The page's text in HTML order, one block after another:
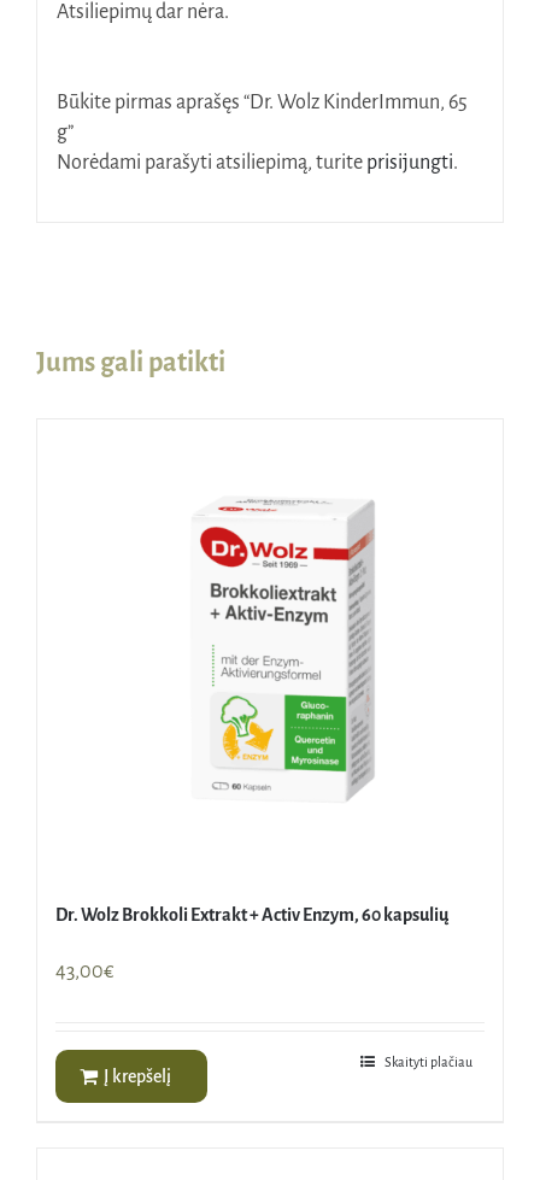
Atsiliepimų dar nėra.
Būkite pirmas aprašęs “Dr. Wolz KinderImmun, 65
g”
Norėdami parašyti atsiliepimą, turite prisijungti.
Jums gali patikti
Dr. Wolz Brokkoli Extrakt + Activ Enzym, 60 kapsulių
43,00€
Į krepšelį
Skaityti plačiau